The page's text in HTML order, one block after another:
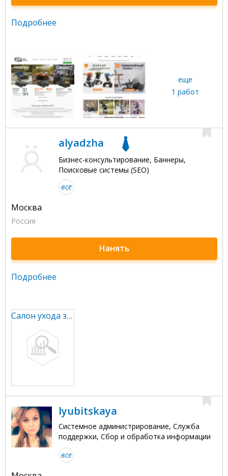
Подробнее
еще
1 работ
alyadzha
Бизнес-консультирование, Баннеры,
Поисковые системы (SEO)
все
Москва
Россия
Нанять
Подробнее
Салон ухода за волосами
lyubitskaya
Системное администрирование, Служба
поддержки, Сбор и обработка информации
все